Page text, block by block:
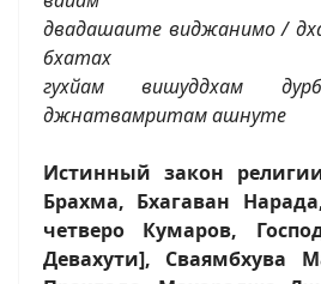
двадашаите виджанимо /
бхатах
гухйам вишуддхам
джнатвамритам ашнуте
Истинный закон
Брахма, Бхагаван
четверо Кумаров,
Девахути], Сваямбхува